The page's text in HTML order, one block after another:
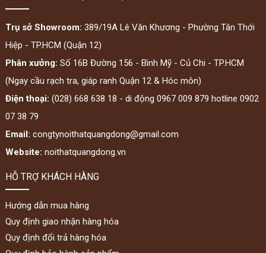
Trụ sở Showroom: 389/19A Lê Văn Khương - Phường Tân Thới
Hiệp - TP.HCM (Quận 12)
Phân xưởng: Số 16B Đường 156 - Bình Mỹ - Củ Chi - TP.HCM
(Ngay cầu rạch tra, giáp ranh Quận 12 & Hóc môn)
Điện thoại: (028) 668 638 18 - di động 0967 009 879 hotline 0902
07 38 79
Email: congtynoithatquangdong@gmail.com
Website: noithatquangdong.vn
HỖ TRỢ KHÁCH HÀNG
Hướng dẫn mua hàng
Quy định giao nhận hàng hóa
Quy định đổi trả hàng hóa